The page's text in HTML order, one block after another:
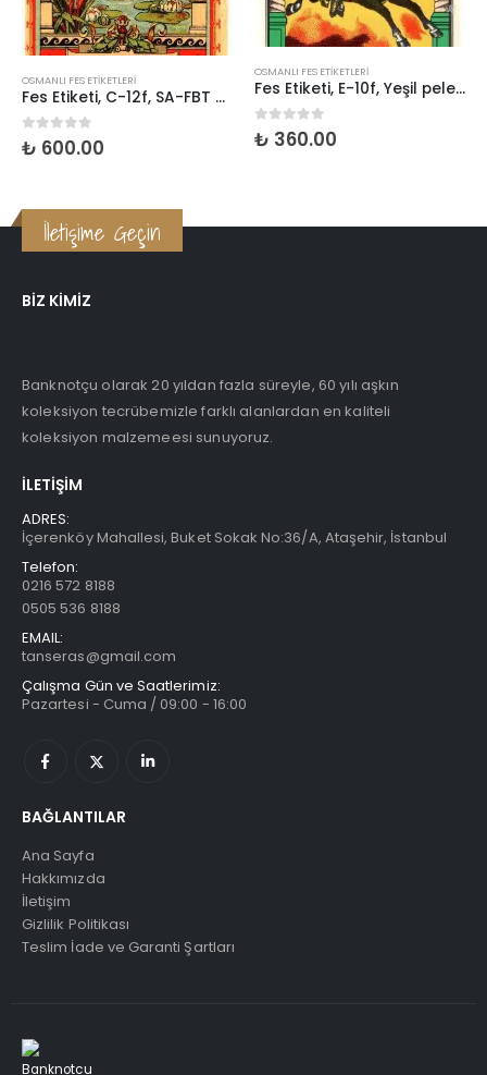
OSMANLI FES ETIKETLERI
Fes Etiketi, C-12f, SA-FBT Beyaz kuğu, Str.Tchecoslovaquie, Kondisyon 10-10, 98×244 mm, Gerçek = Orijinal
0 5 üzerinden
₺ 600.00
OSMANLI FES ETIKETLERI
Fes Etiketi, E-10f, Yeşil pelerinli tüfekli atlı, Kondisyon 10/10, 104×224 mm, Gerçek = Orijinal
0 5 üzerinden
₺ 360.00
İletişime Geçin
BIZ KIMIZ
Banknotçu olarak 20 yıldan fazla süreyle, 60 yılı aşkın
koleksiyon tecrübemizle farklı alanlardan en kaliteli
koleksiyon malzemeesi sunuyoruz.
İLETIŞIM
ADRES:
İçerenköy Mahallesi, Buket Sokak No:36/A, Ataşehir, İstanbul
Telefon:
0216 572 8188
0505 536 8188
EMAIL:
tanseras@gmail.com
Çalışma Gün ve Saatlerimiz:
Pazartesi - Cuma / 09:00 - 16:00
BAĞLANTILAR
Ana Sayfa
Hakkımızda
İletişim
Gizlilik Politikası
Teslim İade ve Garanti Şartları